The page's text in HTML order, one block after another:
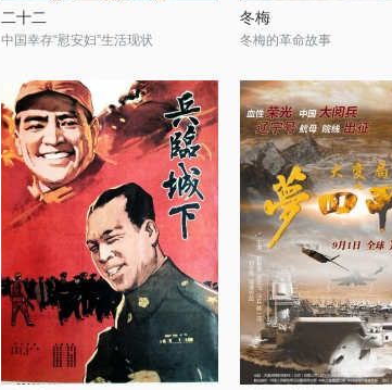
二十二
中国幸存“慰安妇”生活现状
冬梅
冬梅的革命故事